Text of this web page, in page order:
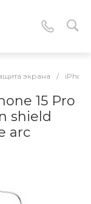
экрана / iPhone
15 Pro
shield
arc